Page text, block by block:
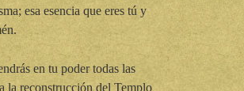
esa esencia que eres tú y
en tu poder todas las
la reconstrucción del Templo